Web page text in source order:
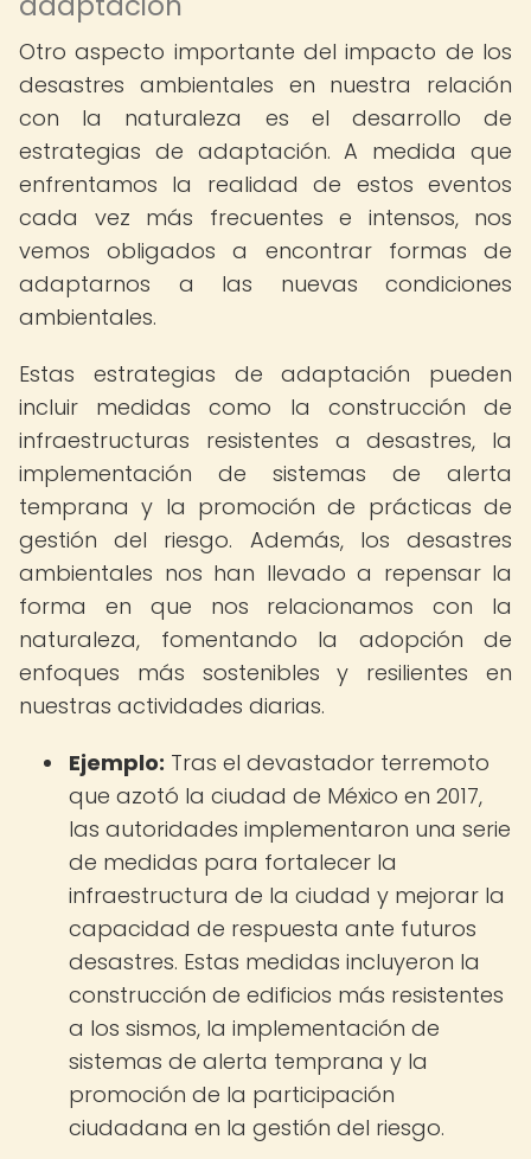
Otro aspecto importante del impacto de los
desastres ambientales en nuestra relación
con la naturaleza es el desarrollo de
estrategias de adaptación. A medida que
enfrentamos la realidad de estos eventos
cada vez más frecuentes e intensos, nos
vemos obligados a encontrar formas de
adaptarnos a las nuevas condiciones
ambientales.
Estas estrategias de adaptación pueden
incluir medidas como la construcción de
infraestructuras resistentes a desastres, la
implementación de sistemas de alerta
temprana y la promoción de prácticas de
gestión del riesgo. Además, los desastres
ambientales nos han llevado a repensar la
forma en que nos relacionamos con la
naturaleza, fomentando la adopción de
enfoques más sostenibles y resilientes en
nuestras actividades diarias.
Ejemplo: Tras el devastador terremoto
que azotó la ciudad de México en 2017,
las autoridades implementaron una serie
de medidas para fortalecer la
infraestructura de la ciudad y mejorar la
capacidad de respuesta ante futuros
desastres. Estas medidas incluyeron la
construcción de edificios más resistentes
a los sismos, la implementación de
sistemas de alerta temprana y la
promoción de la participación
ciudadana en la gestión del riesgo.